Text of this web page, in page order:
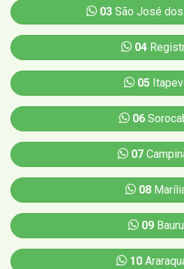
03São José dos
04
05
06
07
08
09 Bauru
10